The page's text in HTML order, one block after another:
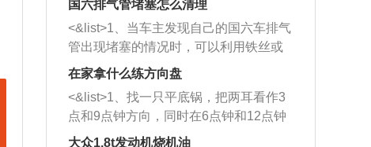
也是为了更好的开拓市场。
国六排气管堵塞怎么清理
<&list>1、当车主发现自己的国六车排气
管出现堵塞的情况时，可以利用铁丝或
者是细棍，直接将杂物给取出来，如果
堵塞情况比较严重，也可以采取应急措
施。 <&list>2、直接利用木棍将所有的
杂物推到排气管里面的位置处，然后将
三元催化器拆解开，就可以将堵塞的东
在家拿什么练方向盘
<&list>1、找一只平底锅，把两耳看作3
点和9点钟方向，同时在6点钟和12点钟
方向做一个标记。 <&list>2、双手握住
大众1.8t发动机烧机油